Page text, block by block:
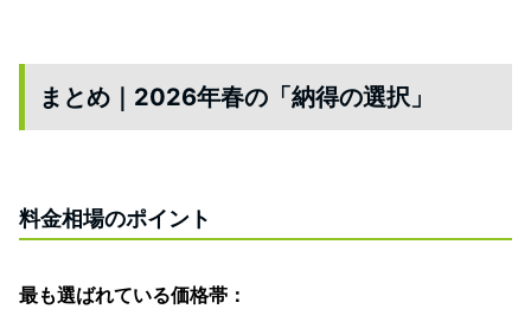
まとめ｜2026年春の「納得の選択」
料金相場のポイント
最も選ばれている価格帯：